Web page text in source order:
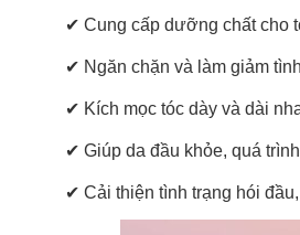
✔ Cung cấp dưỡng chất cho
✔ Ngăn chặn và làm giảm
✔ Kích mọc tóc dày và dài
✔ Giúp da đầu khỏe, quá
✔ Cải thiện tình trạng hói